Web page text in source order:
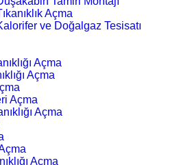
Açma
ve Doğalgaz Tesisatı
Açma
Açma
Açma
Açma
Açma